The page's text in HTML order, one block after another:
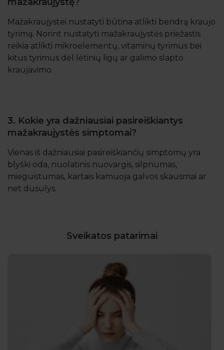
Mažakraujystei nustatyti būtina atlikti bendrą kraujo
tyrimą. Norint nustatyti mažakraujystės priežastis
reikia atlikti mikroelementų, vitaminų tyrimus bei
kitus tyrimus dėl lėtinių ligų ar galimo slapto
kraujavimo.
3. Kokie yra dažniausiai pasireiškiantys
mažakraujystės simptomai?
Vienas iš dažniausiai pasireiškiančių simptomų yra
blyški oda, nuolatinis nuovargis, silpnumas,
mieguistumas, kartais kamuoja galvos skausmai ar
net dusulys.
Sveikatos patarimai